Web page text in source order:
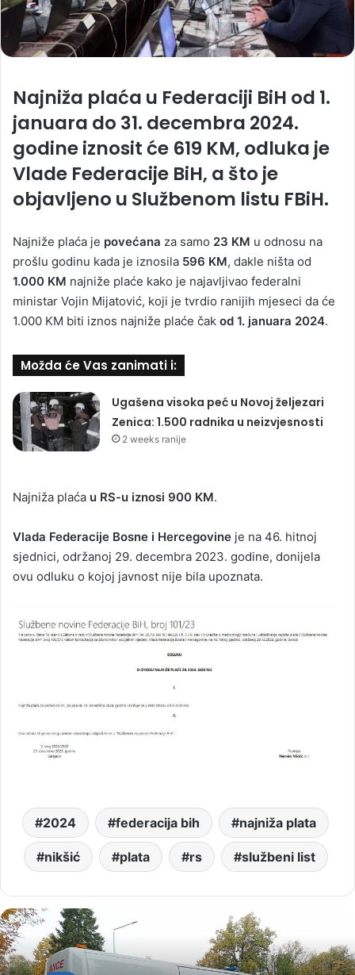
Najniža plaća u Federaciji BiH od 1.
januara do 31. decembra 2024.
godine iznosit će 619 KM, odluka je
Vlade Federacije BiH, a što je
objavljeno u Službenom listu FBiH.
Najniže plaća je povećana za samo 23 KM u odnosu na
prošlu godinu kada je iznosila 596 KM, dakle ništa od
1.000 KM najniže plaće kako je najavljivao federalni
ministar Vojin Mijatović, koji je tvrdio ranijih mjeseci da će
1.000 KM biti iznos najniže plaće čak od 1. januara 2024.
Možda će Vas zanimati i:
Ugašena visoka peć u Novoj željezari
Zenica: 1.500 radnika u neizvjesnosti
2 weeks ranije
Najniža plaća u RS-u iznosi 900 KM.
Vlada Federacije Bosne i Hercegovine je na 46. hitnoj
sjednici, održanoj 29. decembra 2023. godine, donijela
ovu odluku o kojoj javnost nije bila upoznata.
2024 federacija bih najniža plata
nikšić plata rs službeni list